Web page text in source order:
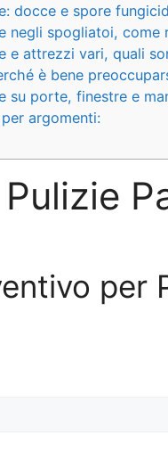
docce e spore
negli spogliatoi, come
e attrezzi vari, quali
è bene
su porte, finestre e
argomenti:
Pulizie
per